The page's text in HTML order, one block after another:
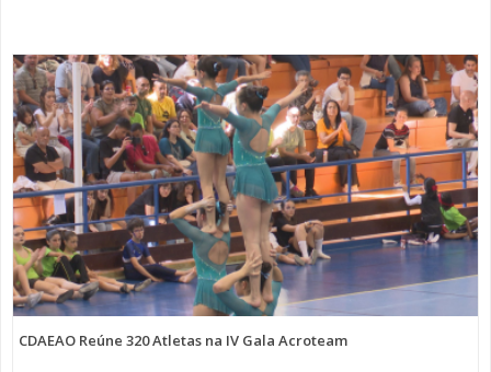
CDAEAO Reúne 320 Atletas na IV Gala Acroteam